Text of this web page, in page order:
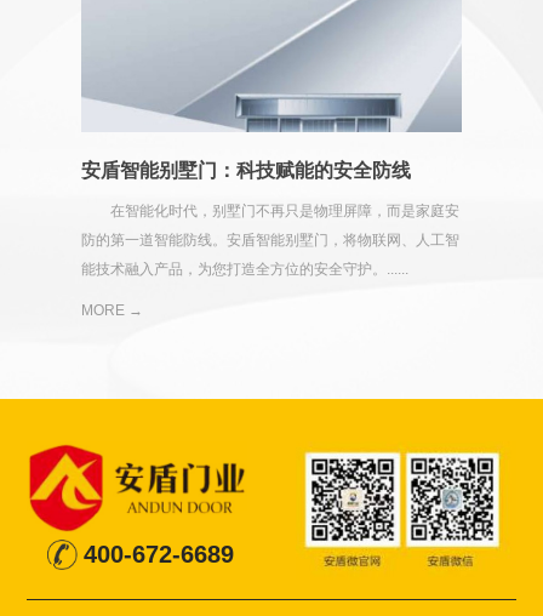
安盾智能别墅门：科技赋能的安全防线
在智能化时代，别墅门不再只是物理屏障，而是家庭安
防的第一道智能防线。安盾智能别墅门，将物联网、人工智
能技术融入产品，为您打造全方位的安全守护。......
MORE →
400-672-6689